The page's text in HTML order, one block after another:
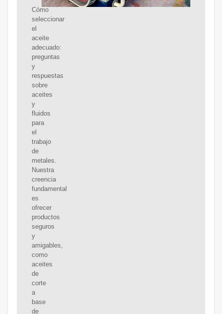
Cómo
seleccionar
el
aceite
adecuado:
preguntas
y
respuestas
sobre
aceites
y
fluidos
para
el
trabajo
de
metales.
Nuestra
creencia
fundamental
es
ofrecer
productos
seguros
y
amigables,
como
aceites
de
corte
a
base
de